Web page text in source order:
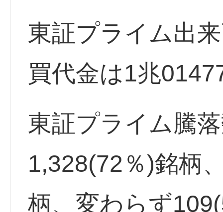
東証プライム出
買代金は1兆
東証プライム騰
1,328(72％)銘柄
柄、変わらず